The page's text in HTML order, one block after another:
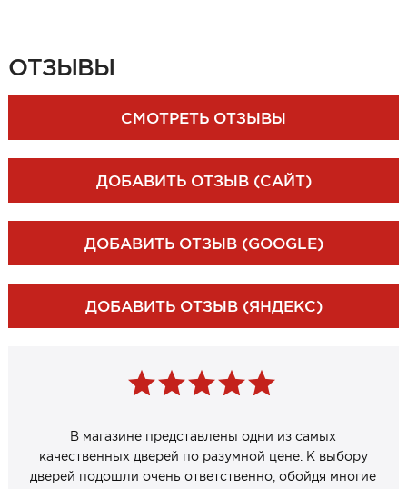
ОТЗЫВЫ
СМОТРЕТЬ ОТЗЫВЫ
ДОБАВИТЬ ОТЗЫВ (САЙТ)
ДОБАВИТЬ ОТЗЫВ (GOOGLE)
ДОБАВИТЬ ОТЗЫВ (ЯНДЕКС)
В магазине представлены одни из самых
качественных дверей по разумной цене. К выбору
дверей подошли очень ответственно, обойдя многие